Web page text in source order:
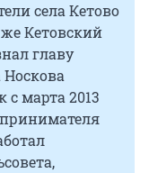
села Кетово
же Кетовский
главу
Носкова
марта 2013